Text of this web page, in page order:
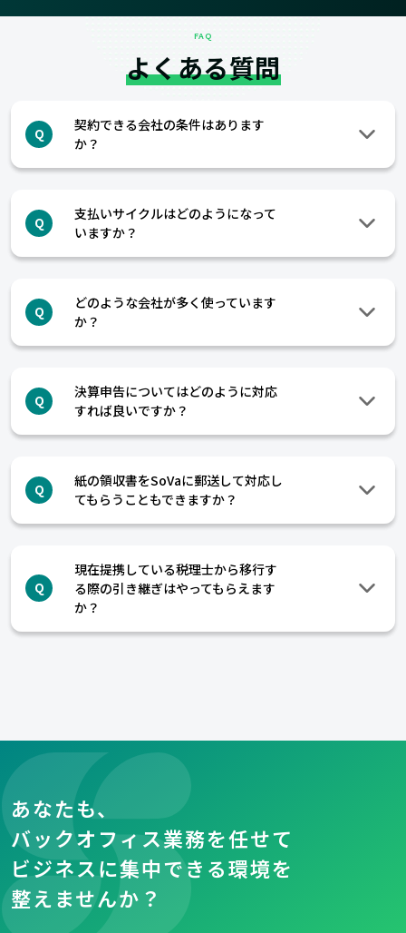
FAQ
よくある質問
Q
契約できる会社の条件はあります
か？
Q
支払いサイクルはどのようになって
いますか？
Q
どのような会社が多く使っています
か？
Q
決算申告についてはどのように対応
すれば良いですか？
Q
紙の領収書をSoVaに郵送して対応し
てもらうこともできますか？
Q
現在提携している税理士から移行す
る際の引き継ぎはやってもらえます
か？
あなたも、
バックオフィス業務を任せて
ビジネスに集中できる環境を
整えませんか？